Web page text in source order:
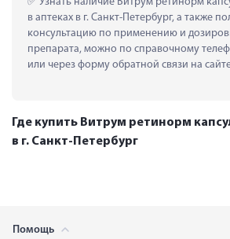
в аптеках в г. Санкт-Петербург, а также
консультацию по применению и
препарата, можно по справочному
или через форму обратной связи на
Где купить Витрум ретинорм
в г. Санкт-Петербург
Помощь